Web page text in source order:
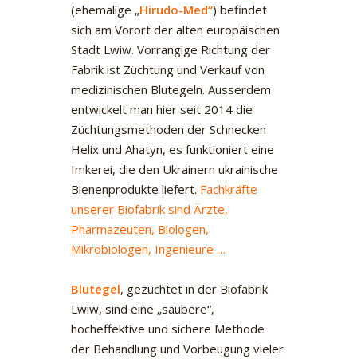
(ehemalige „Hirudo-Med“) befindet
sich am Vorort der alten europäischen
Stadt Lwiw. Vorrangige Richtung der
Fabrik ist Züchtung und Verkauf von
medizinischen Blutegeln. Ausserdem
entwickelt man hier seit 2014 die
Züchtungsmethoden der Schnecken
Helix und Ahatyn, es funktioniert eine
Imkerei, die den Ukrainern ukrainische
Bienenprodukte liefert. Fachkräfte
unserer Biofabrik sind Ärzte,
Pharmazeuten, Biologen,
Mikrobiologen, Ingenieure …
Blutegel, gezüchtet in der Biofabrik
Lwiw, sind eine „saubere“,
hocheffektive und sichere Methode
der Behandlung und Vorbeugung vieler